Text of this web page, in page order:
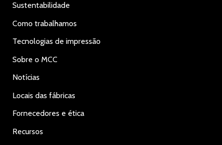
Sustentabilidade
Como trabalhamos
Tecnologias de impressão
Sobre o MCC
Notícias
Locais das fábricas
Fornecedores e ética
Recursos